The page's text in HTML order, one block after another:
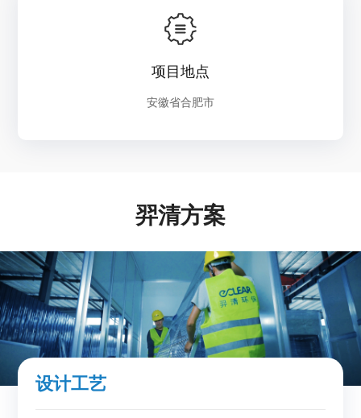
项目地点
安徽省合肥市
羿清方案
设计工艺